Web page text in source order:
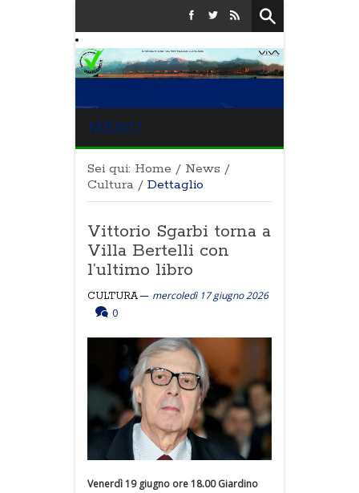
MENU
Sei qui: Home / News /
Cultura / Dettaglio
Vittorio Sgarbi torna a
Villa Bertelli con
l’ultimo libro
CULTURA
mercoledì 17 giugno 2026
0
Venerdì 19 giugno ore 18.00 Giardino